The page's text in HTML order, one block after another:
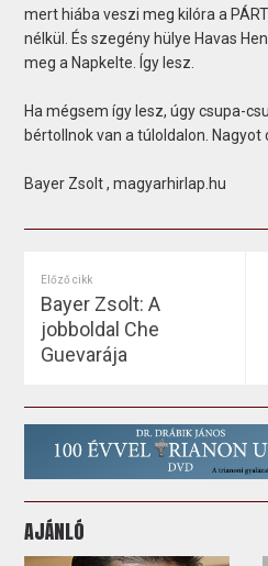
mert hiába veszi meg kilóra a
nélkül. És szegény hülye Havas
meg a Napkelte. Így lesz.
Ha mégsem így lesz, úgy csupa-
bértollnok van a túloldalon. Nagyot
Bayer Zsolt , magyarhirlap.hu
Előző cikk
Bayer Zsolt: A
jobboldal Che
Guevarája
AJÁNLÓ